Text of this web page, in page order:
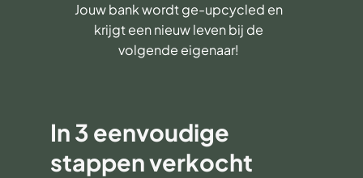
Jouw bank wordt ge-upcycled en
krijgt een nieuw leven bij de
volgende eigenaar!
In 3 eenvoudige
stappen verkocht